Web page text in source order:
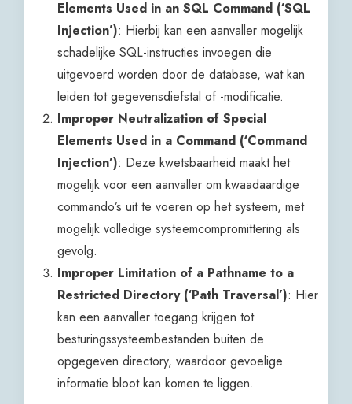
Elements Used in an SQL Command (‘SQL
Injection’): Hierbij kan een aanvaller mogelijk
schadelijke SQL-instructies invoegen die
uitgevoerd worden door de database, wat kan
leiden tot gegevensdiefstal of -modificatie.
Improper Neutralization of Special
Elements Used in a Command (‘Command
Injection’): Deze kwetsbaarheid maakt het
mogelijk voor een aanvaller om kwaadaardige
commando’s uit te voeren op het systeem, met
mogelijk volledige systeemcompromittering als
gevolg.
Improper Limitation of a Pathname to a
Restricted Directory (‘Path Traversal’): Hier
kan een aanvaller toegang krijgen tot
besturingssysteembestanden buiten de
opgegeven directory, waardoor gevoelige
informatie bloot kan komen te liggen.